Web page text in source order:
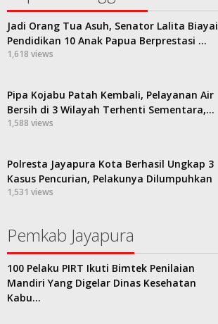
Jadi Orang Tua Asuh, Senator Lalita Biayai
Pendidikan 10 Anak Papua Berprestasi …
1,618 views
Pipa Kojabu Patah Kembali, Pelayanan Air
Bersih di 3 Wilayah Terhenti Sementara,…
1,588 views
Polresta Jayapura Kota Berhasil Ungkap 3
Kasus Pencurian, Pelakunya Dilumpuhkan
1,531 views
Pemkab Jayapura
100 Pelaku PIRT Ikuti Bimtek Penilaian
Mandiri Yang Digelar Dinas Kesehatan
Kabu…